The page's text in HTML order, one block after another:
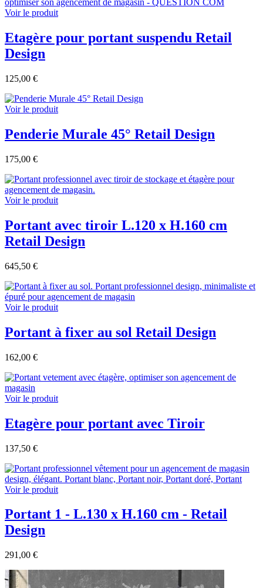
Voir le produit
Etagère pour portant suspendu Retail
Design
125,00 €
Voir le produit
Penderie Murale 45° Retail Design
175,00 €
Voir le produit
Portant avec tiroir L.120 x H.160 cm
Retail Design
645,50 €
Voir le produit
Portant à fixer au sol Retail Design
162,00 €
Voir le produit
Etagère pour portant avec Tiroir
137,50 €
Voir le produit
Portant 1 - L.130 x H.160 cm - Retail
Design
291,00 €